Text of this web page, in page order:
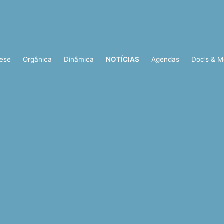
Orgânica Dinâmica NOTÍCIAS Agendas Doc’s &